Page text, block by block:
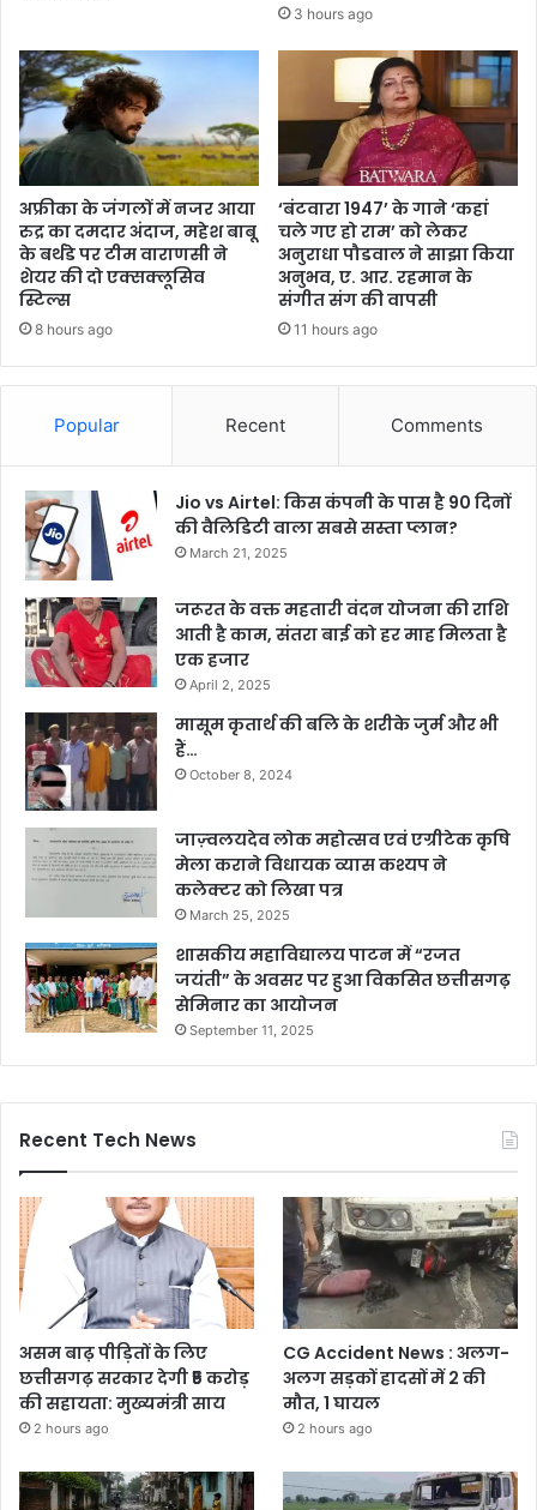
3 hours ago
अफ्रीका के जंगलों में नजर आया
रुद्र का दमदार अंदाज, महेश बाबू
के बर्थडे पर टीम वाराणसी ने
शेयर की दो एक्सक्लूसिव
स्टिल्स
8 hours ago
‘बंटवारा 1947’ के गाने ‘कहां
चले गए हो राम’ को लेकर
अनुराधा पौडवाल ने साझा किया
अनुभव, ए. आर. रहमान के
संगीत संग की वापसी
11 hours ago
Popular Recent Comments
Jio vs Airtel: किस कंपनी के पास है 90 दिनों
की वैलिडिटी वाला सबसे सस्ता प्लान?
March 21, 2025
जरूरत के वक्त महतारी वंदन योजना की राशि
आती है काम, संतरा बाई को हर माह मिलता है
एक हजार
April 2, 2025
मासूम कृतार्थ की बलि के शरीके जुर्म और भी
हैं…
October 8, 2024
जाज़्वलयदेव लोक महोत्सव एवं एग्रीटेक कृषि
मेला कराने विधायक व्यास कश्यप ने
कलेक्टर को लिखा पत्र
March 25, 2025
शासकीय महाविद्यालय पाटन में “रजत
जयंती” के अवसर पर हुआ विकसित छत्तीसगढ़
सेमिनार का आयोजन
September 11, 2025
Recent Tech News
असम बाढ़ पीड़ितों के लिए
छत्तीसगढ़ सरकार देगी ₹5 करोड़
की सहायता: मुख्यमंत्री साय
2 hours ago
CG Accident News : अलग-
अलग सड़कों हादसों में 2 की
मौत, 1 घायल
2 hours ago